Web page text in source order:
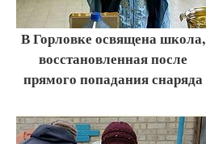
В Горловке освящена школа,
восстановленная после
прямого попадания снаряда